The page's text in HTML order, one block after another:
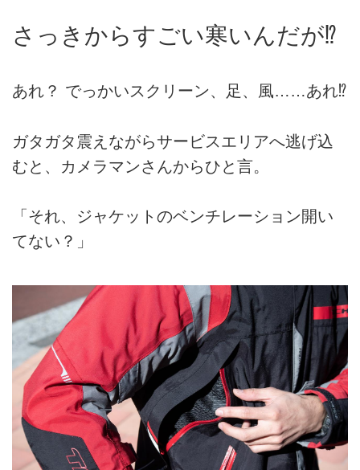
さっきからすごい寒いんだが⁉
あれ？ でっかいスクリーン、足、風……あれ⁉
ガタガタ震えながらサービスエリアへ逃げ込
むと、カメラマンさんからひと言。
「それ、ジャケットのベンチレーション開い
てない？」